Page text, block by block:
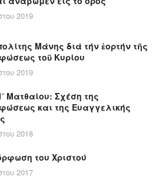
2019
Μάνης διά τήν ἑορτήν τῆς
τοῦ Κυρίου
2019
Ματθαίου: Σχέση της
και της Ευαγγελικής
2018
του Χριστού
2017